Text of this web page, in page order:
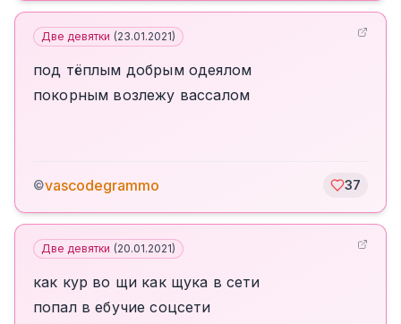
Две девятки (23.01.2021)
под тёплым добрым одеялом
покорным возлежу вассалом
©vascodegrammo 37
Две девятки (20.01.2021)
как кур во щи как щука в сети
попал в ебучие соцсети